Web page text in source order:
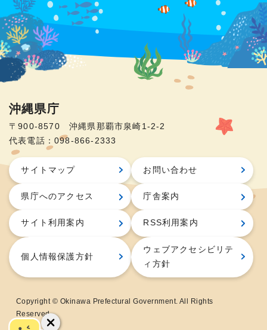
沖縄県庁
〒900-8570 沖縄県那覇市泉崎1-2-2
代表電話：098-866-2333
サイトマップ お問い合わせ
県庁へのアクセス 庁舎案内
サイト利用案内 RSS利用案内
個人情報保護方針
ウェブアクセシビリテ
ィ方針
Copyright © Okinawa Prefectural Government. All Rights
Reserved.